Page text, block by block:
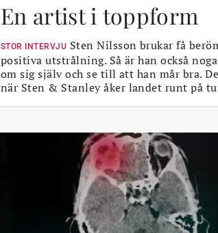
En artist i toppform
STOR INTERVJU Sten Nilsson brukar få
positiva utstrålning. Så är han också
om sig själv och se till att han mår bra.
när Sten & Stanley åker landet runt på